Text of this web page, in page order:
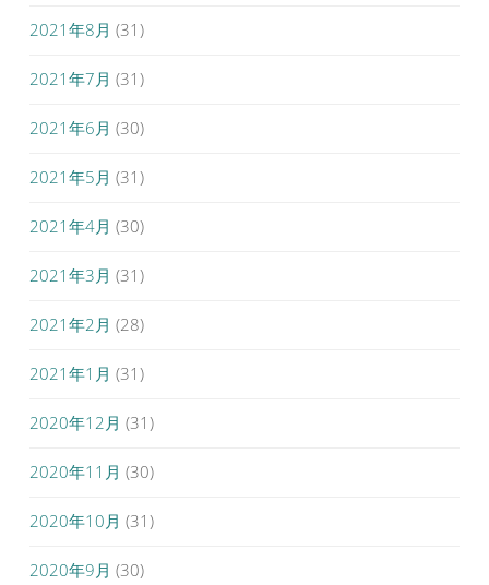
2021年8月 (31)
2021年7月 (31)
2021年6月 (30)
2021年5月 (31)
2021年4月 (30)
2021年3月 (31)
2021年2月 (28)
2021年1月 (31)
2020年12月 (31)
2020年11月 (30)
2020年10月 (31)
2020年9月 (30)